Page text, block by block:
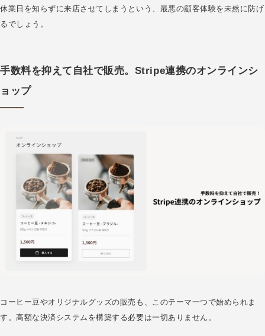
休業日を知らずに来店させてしまうという、最悪の顧客体験を未然に防げ
るでしょう。
手数料を抑えて自社で販売。Stripe連携のオンラインシ
ョップ
コーヒー豆やオリジナルグッズの販売も、このテーマ一つで始められま
す。高額な決済システムを構築する必要は一切ありません。